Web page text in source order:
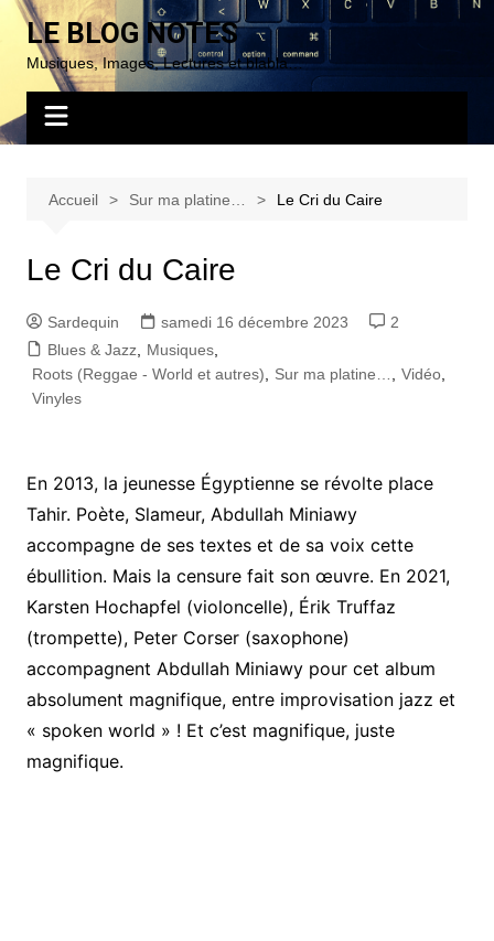
Aller
contenu
LE BLOG NOTES
Musiques, Images, Lectures et blabla…
Accueil Sur ma platine… Le Cri du Caire
Le Cri du Caire
Sardequin samedi 16 décembre 2023
2
Blues & Jazz, Musiques,
Roots (Reggae - World et autres)
Sur ma platine… Vidéo,
Vinyles
En 2013, la jeunesse Égyptienne se révolte place
Tahir. Poète, Slameur, Abdullah Miniawy
accompagne de ses textes et de sa voix cette
ébullition. Mais la censure fait son œuvre. En 2021,
Karsten Hochapfel (violoncelle), Érik Truffaz
(trompette), Peter Corser (saxophone)
accompagnent Abdullah Miniawy pour cet album
absolument magnifique, entre improvisation jazz et
« spoken world » ! Et c’est magnifique, juste
magnifique.